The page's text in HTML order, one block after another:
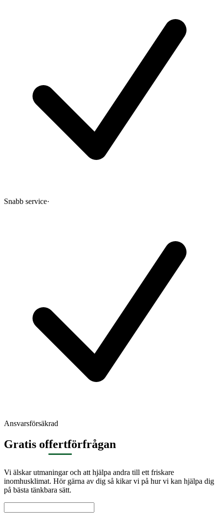
Snabb service·
Ansvarsförsäkrad
Gratis offertförfrågan
Vi älskar utmaningar och att hjälpa andra till ett friskare
inomhusklimat. Hör gärna av dig så kikar vi på hur vi kan hjälpa dig
på bästa tänkbara sätt.